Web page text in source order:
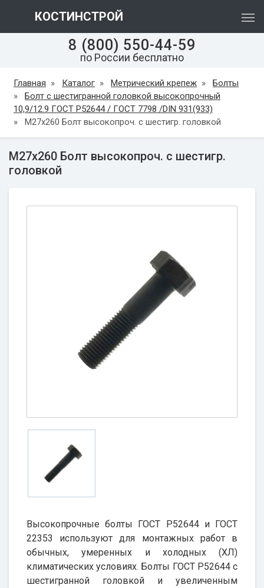
КОСТИНСТРОЙ
8 (800) 550-44-59
по России бесплатно
Главная » Каталог » Метрический крепеж »
Болты
»
Болт с шестигранной головкой высокопрочный
10,9/12.9 ГОСТ Р52644 / ГОСТ 7798 /DIN 931(933)
»
М27х260 Болт высокопроч. с шестигр. головкой
М27х260 Болт высокопроч. с шестигр.
головкой
Высокопрочные болты ГОСТ Р52644 и ГОСТ
22353 используют для монтажных работ в
обычных, умеренных и холодных (ХЛ)
климатических условиях. Болты ГОСТ Р52644 с
шестигранной головкой и увеличенным